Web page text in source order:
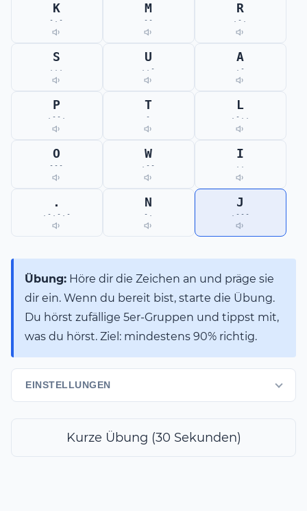
K
-.-
M
--
R
.-.
S U
..-
A
.-
P
.--.
T
-
L
.-..
O
---
W
.--
I
.
.-.-.-
N
-.
J
.---
Übung: Höre dir die Zeichen an und präge sie
dir ein. Wenn du bereit bist, starte die Übung.
Du hörst zufällige 5er-Gruppen und tippst mit,
was du hörst. Ziel: mindestens 90% richtig.
EINSTELLUNGEN
Kurze Übung (30 Sekunden)